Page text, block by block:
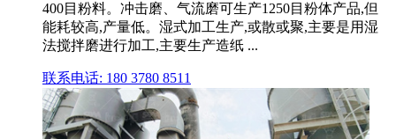
400目粉料。冲击磨、气流磨可生产1250目粉体产品,但
能耗较高,产量低。湿式加工生产,或散或聚,主要是用湿
法搅拌磨进行加工,主要生产造纸 ...
联系电话: 180 3780 8511